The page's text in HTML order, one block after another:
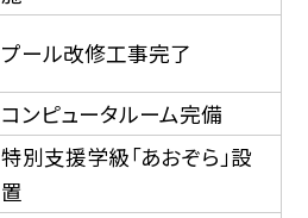
プール改修工事完了
コンピュータルーム完備
特別支援学級「あおぞら」設
置